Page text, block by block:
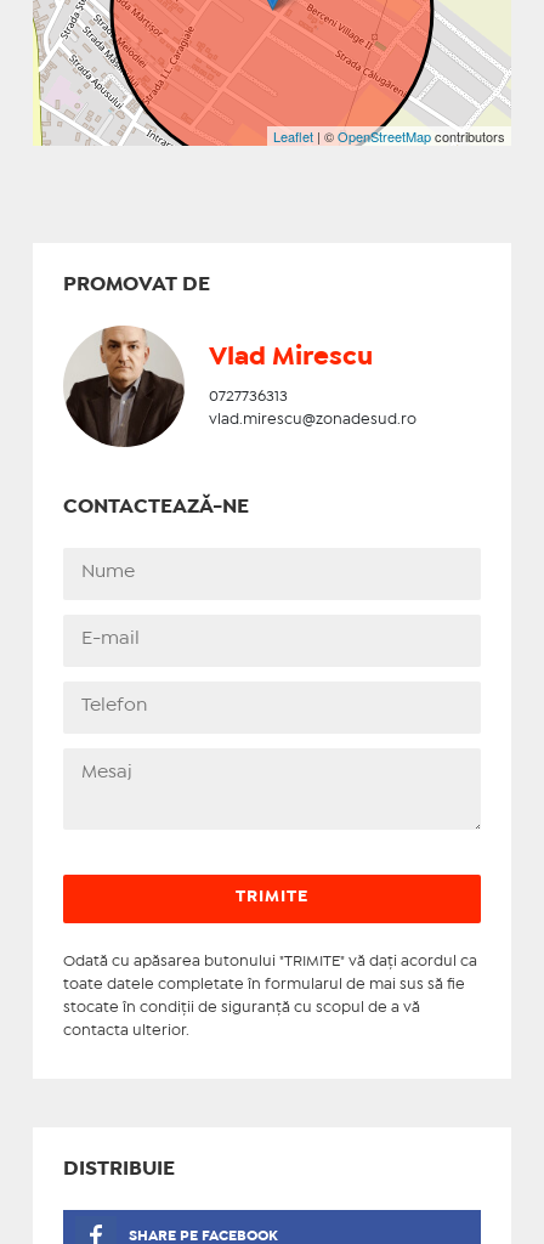
Leaflet | ©OpenStreetMapcontributors
PROMOVAT DE
Vlad Mirescu
0727736313
vlad.mirescu@zonadesud.ro
CONTACTEAZĂ-NE
Odată cu apăsarea butonului "TRIMITE" vă daţi acordul ca
toate datele completate în formularul de mai sus să fie
stocate în condiţii de siguranţă cu scopul de a vă
contacta ulterior.
DISTRIBUIE
SHARE PE FACEBOOK